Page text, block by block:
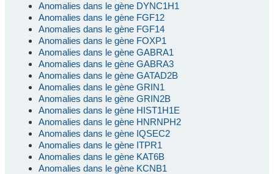
Anomalies dans le gène DYNC1H1
Anomalies dans le gène FGF12
Anomalies dans le gène FGF14
Anomalies dans le gène FOXP1
Anomalies dans le gène GABRA1
Anomalies dans le gène GABRA3
Anomalies dans le gène GATAD2B
Anomalies dans le gène GRIN1
Anomalies dans le gène GRIN2B
Anomalies dans le gène HIST1H1E
Anomalies dans le gène HNRNPH2
Anomalies dans le gène IQSEC2
Anomalies dans le gène ITPR1
Anomalies dans le gène KAT6B
Anomalies dans le gène KCNB1